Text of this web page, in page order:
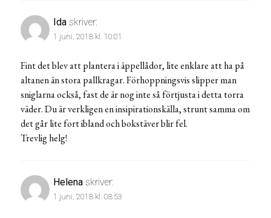
Ida skriver:
1 juni, 2018 kl. 10:01
Fint det blev att plantera i äppellådor, lite enklare att ha på
altanen än stora pallkragar. Förhoppningsvis slipper man
sniglarna också, fast de är nog inte så förtjusta i detta torra
väder. Du är verkligen en insipirationskälla, strunt samma om
det går lite fort ibland och bokstäver blir fel.
Trevlig helg!
Helena skriver:
1 juni, 2018 kl. 08:53